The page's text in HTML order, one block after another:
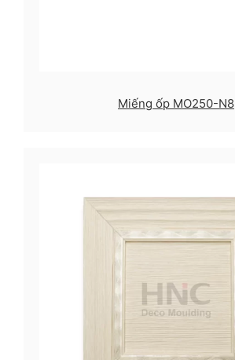
Miếng ốp MO250-N8